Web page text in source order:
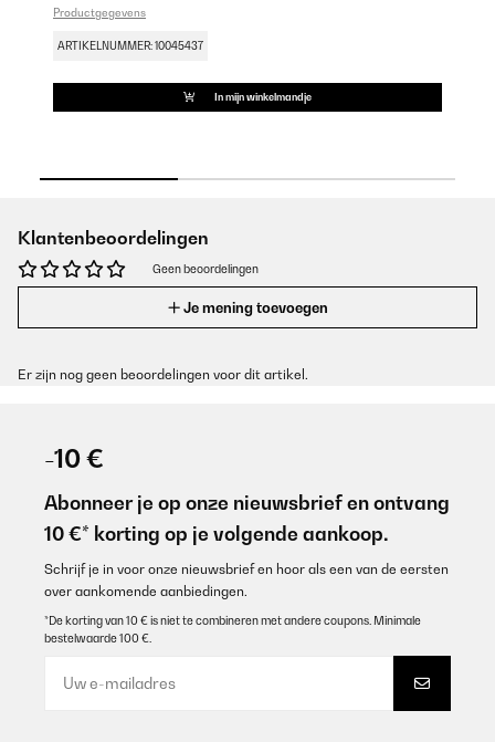
Productgegevens
ARTIKELNUMMER: 10045437
In mijn winkelmandje
Klantenbeoordelingen
Geen beoordelingen
Je mening toevoegen
Er zijn nog geen beoordelingen voor dit artikel.
-10 €
Abonneer je op onze nieuwsbrief en ontvang
10 €* korting op je volgende aankoop.
Schrijf je in voor onze nieuwsbrief en hoor als een van de eersten
over aankomende aanbiedingen.
*De korting van 10 € is niet te combineren met andere coupons. Minimale
bestelwaarde 100 €.